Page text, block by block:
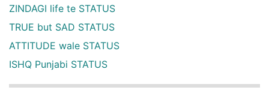
ZINDAGI life te STATUS
TRUE but SAD STATUS
ATTITUDE wale STATUS
ISHQ Punjabi STATUS